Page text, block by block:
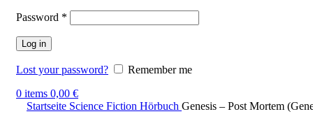
Password *
Log in
Lost your password?
Remember me
0 items 0,00 €
Startseite Science Fiction Hörbuch Genesis – Post Mortem